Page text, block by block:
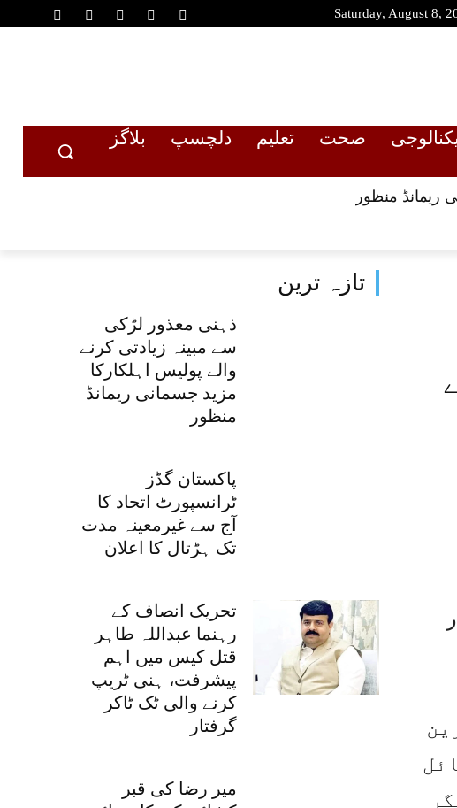
Saturday, August 8,
صحت تعلیم دلچسپ
بلاگز
ریمانڈ منظور
تازہ ترین
ذہنی معذور لڑکی
سے مبینہ زیادتی کرنے
والے پولیس اہلکارکا
مزید جسمانی ریمانڈ
منظور
پاکستان گڈز
ٹرانسپورٹ اتحاد کا
آج سے غیرمعینہ مدت
تک ہڑتال کا اعلان
تحریک انصاف کے
رہنما عبداللہ طاہر
قتل کیس میں اہم
پیشرفت، ہنی ٹریپ
کرنے والی ٹک ٹاکر
گرفتار
میر رضا کی قبر